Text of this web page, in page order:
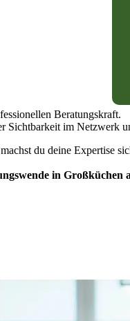
Beratungskraft.
im Netzwerk
du deine Expertise
in Großküchen